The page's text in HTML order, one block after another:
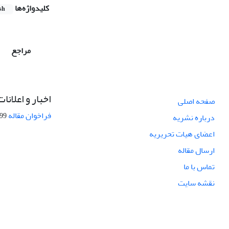
کلیدواژه‌ها
مراجع
صفحه اصلی
درباره نشریه
اعضای هیات تحریریه
ارسال مقاله
تماس با ما
نقشه سایت
اخبار و
فراخوان مقاله27